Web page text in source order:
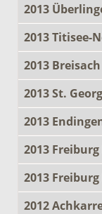
2013
2013 Titisee-
2013
2013 St.
2013
2013
2013
2012